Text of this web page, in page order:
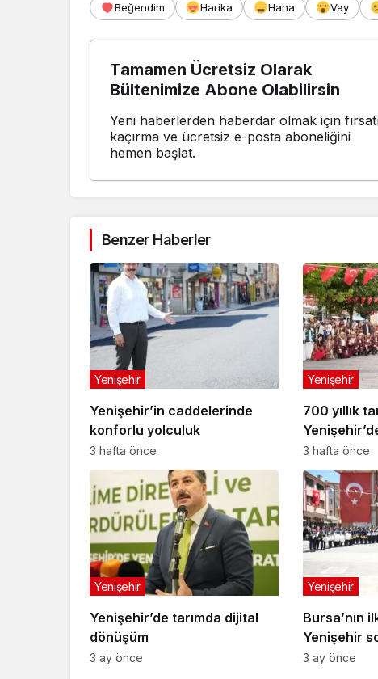
Beğendim Harika Haha Vay
Tamamen Ücretsiz Olarak
Bültenimize Abone Olabilirsin
Yeni haberlerden haberdar olmak için
kaçırma ve ücretsiz e-posta aboneliğini
hemen başlat.
Benzer Haberler
Yenişehir’in caddelerinde
konforlu yolculuk
Yenişehir
3 hafta önce
700 yıllık
buldu
Yenişehir
3 hafta önce
Yenişehir’de tarımda dijital
dönüşüm
Yenişehir
3 ay önce
Bursa’nın
Yenişehir
Yenişehir
3 ay önce